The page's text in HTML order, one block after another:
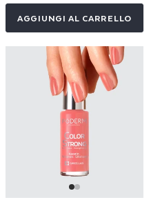
AGGIUNGI AL CARRELLO